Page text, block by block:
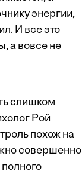
энергии,
И все это
а вовсе не
слишком
Рой
похож на
совершенно